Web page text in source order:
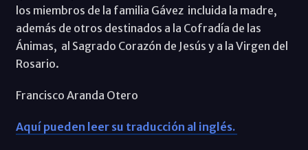
los miembros de la familia Gávez incluida la madre,
además de otros destinados a la Cofradía de las
Ánimas, al Sagrado Corazón de Jesús y a la Virgen del
Rosario.
Francisco Aranda Otero
Aquí pueden leer su traducción al inglés.